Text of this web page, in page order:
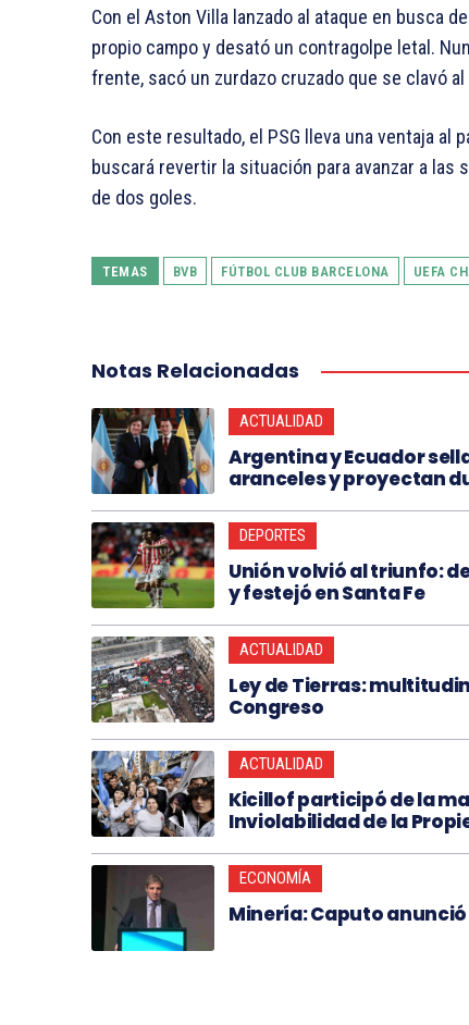
Con el Aston Villa lanzado al ataque en busca
propio campo y desató un contragolpe letal.
frente, sacó un zurdazo cruzado que se clavó
Con este resultado, el PSG lleva una ventaja al
buscará revertir la situación para avanzar a
de dos goles.
TEMAS BVB FÚTBOL CLUB BARCELONA UEFA
Notas Relacionadas
ACTUALIDAD
Argentina y Ecuador
aranceles y proyectan
DEPORTES
Unión volvió al triunfo:
y festejó en Santa Fe
ACTUALIDAD
Ley de Tierras:
Congreso
ACTUALIDAD
Kicillof participó de la
Inviolabilidad de la
ECONOMÍA
Minería: Caputo